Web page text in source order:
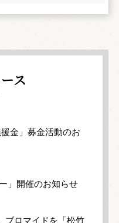
ス
金」募金活動のお
」開催のお知らせ
ブロマイドを「松竹